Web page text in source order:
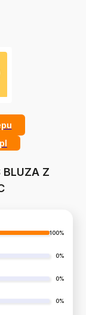
Z
100%
0%
0%
0%